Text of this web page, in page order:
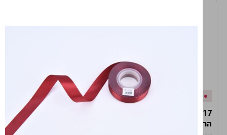
הרמס 19ס"מ -לבן נקי
במלאי
19617/6-אגרטל הרמס